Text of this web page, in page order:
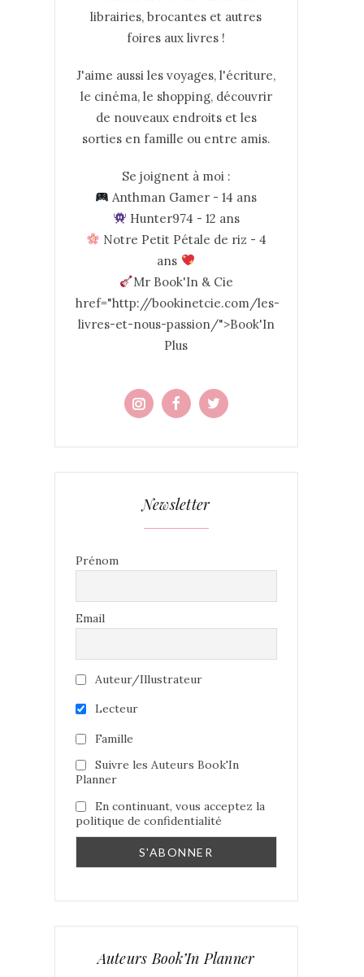
librairies, brocantes et autres
foires aux livres !
J'aime aussi les voyages, l'écriture,
le cinéma, le shopping, découvrir
de nouveaux endroits et les
sorties en famille ou entre amis.
Se joignent à moi :
Anthman Gamer - 14 ans
Hunter974 - 12 ans
Notre Petit Pétale de riz - 4
ans
Mr Book'In & Cie
href="http://bookinetcie.com/les-
livres-et-nous-passion/">Book'In
Plus
Newsletter
Prénom
Email
Auteur/Illustrateur
Lecteur
Famille
Suivre les Auteurs Book'In
Planner
En continuant, vous acceptez la
politique de confidentialité
Auteurs Book’In Planner